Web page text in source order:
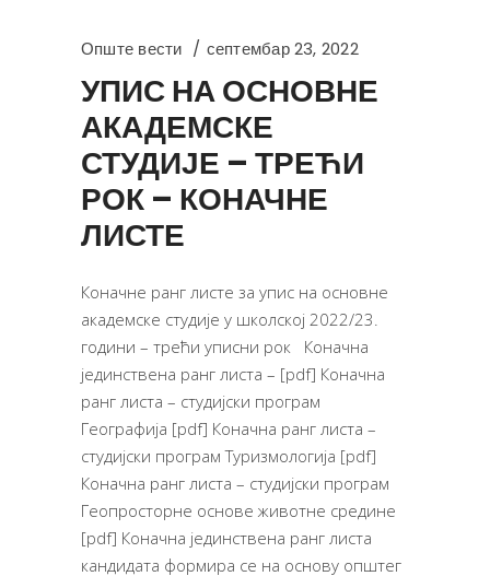
Опште вести септембар 23, 2022
УПИС НА ОСНОВНЕ
АКАДЕМСКЕ
СТУДИЈЕ – ТРЕЋИ
РОК – КОНАЧНЕ
ЛИСТЕ
Коначне ранг листе за упис на основне
академске студије у школској 2022/23.
години – трећи уписни рок Коначна
јединствена ранг листa – [pdf] Коначна
ранг листa – студијски програм
Географија [pdf] Коначна ранг листa –
студијски програм Туризмологија [pdf]
Коначна ранг листa – студијски програм
Геопросторне основе животне средине
[pdf] Коначна јединствена ранг листа
кандидата формира се на основу општег